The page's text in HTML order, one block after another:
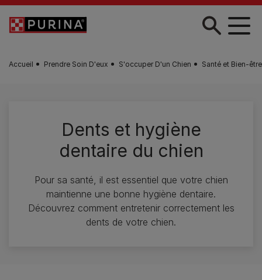
Skip to main content
Accueil Prendre Soin D'eux S'occuper D'un Chien Santé et Bien-
Dents et hygiène
dentaire du chien
Pour sa santé, il est essentiel que votre chien
maintienne une bonne hygiène dentaire.
Découvrez comment entretenir correctement les
dents de votre chien.